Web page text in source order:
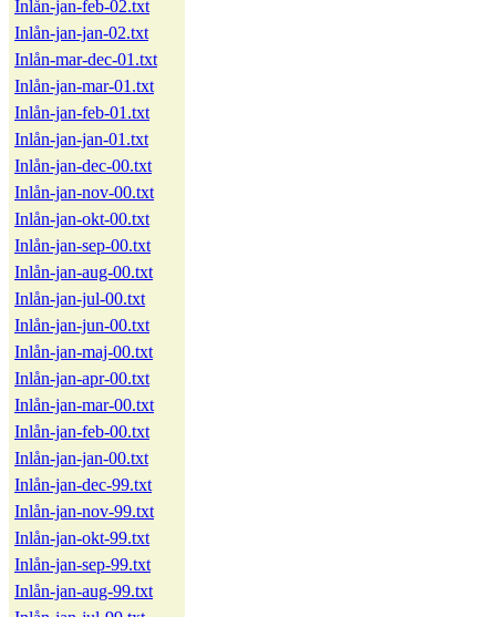
Inlån-jan-feb-02.txt
Inlån-jan-jan-02.txt
Inlån-mar-dec-01.txt
Inlån-jan-mar-01.txt
Inlån-jan-feb-01.txt
Inlån-jan-jan-01.txt
Inlån-jan-dec-00.txt
Inlån-jan-nov-00.txt
Inlån-jan-okt-00.txt
Inlån-jan-sep-00.txt
Inlån-jan-aug-00.txt
Inlån-jan-jul-00.txt
Inlån-jan-jun-00.txt
Inlån-jan-maj-00.txt
Inlån-jan-apr-00.txt
Inlån-jan-mar-00.txt
Inlån-jan-feb-00.txt
Inlån-jan-jan-00.txt
Inlån-jan-dec-99.txt
Inlån-jan-nov-99.txt
Inlån-jan-okt-99.txt
Inlån-jan-sep-99.txt
Inlån-jan-aug-99.txt